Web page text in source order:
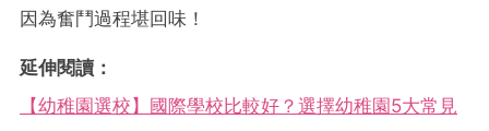
因為奮鬥過程堪回味！
延伸閱讀：
【幼稚園選校】國際學校比較好？選擇幼稚園5大常見